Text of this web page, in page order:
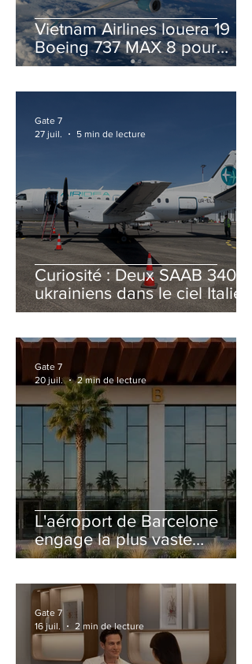
Vietnam Airlines louera 19
Boeing 737 MAX 8 pour
accélérer la modernisation
Curiosité : Deux SAAB 340B
ukrainiens dans le ciel Italien
cet été
Gate 7
27 juil.
5 min de lecture
L'aéroport de Barcelone
engage la plus vaste
rénovation de son Terminal
Gate 7
20 juil.
2 min de lecture
Gate 7
16 juil.
2 min de lecture